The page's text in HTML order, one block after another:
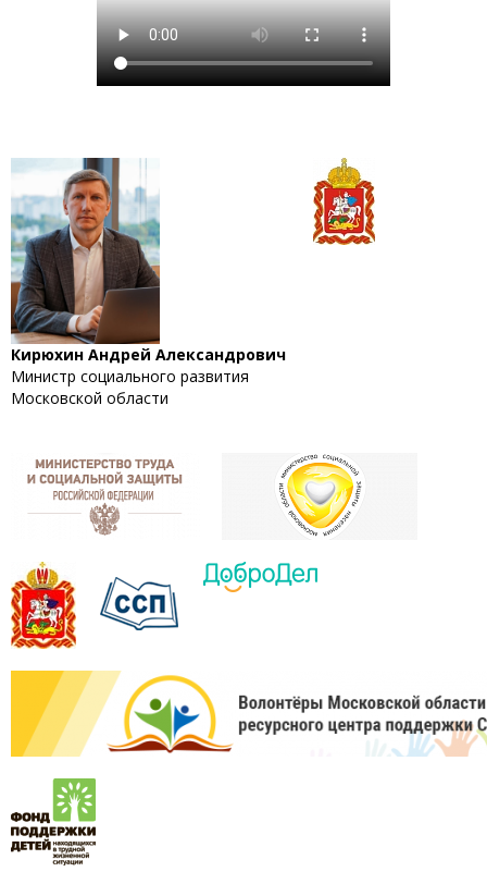
Кирюхин Андрей Александрович
Министр социального развития
Московской области